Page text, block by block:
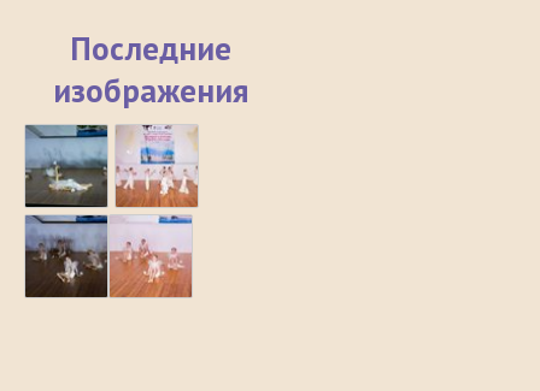
Последние
изображения